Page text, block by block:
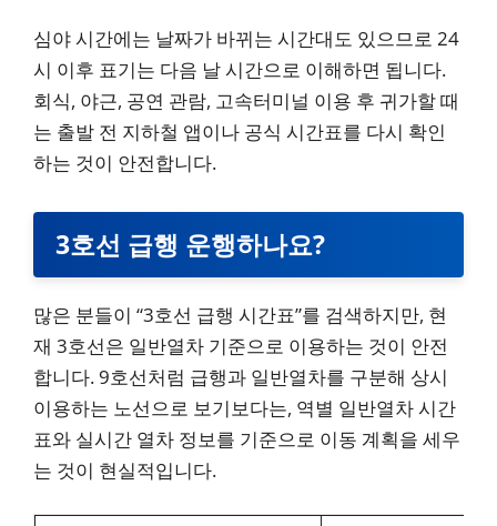
심야 시간에는 날짜가 바뀌는 시간대도 있으므로 24
시 이후 표기는 다음 날 시간으로 이해하면 됩니다.
회식, 야근, 공연 관람, 고속터미널 이용 후 귀가할 때
는 출발 전 지하철 앱이나 공식 시간표를 다시 확인
하는 것이 안전합니다.
3호선 급행 운행하나요?
많은 분들이 “3호선 급행 시간표”를 검색하지만, 현
재 3호선은 일반열차 기준으로 이용하는 것이 안전
합니다. 9호선처럼 급행과 일반열차를 구분해 상시
이용하는 노선으로 보기보다는, 역별 일반열차 시간
표와 실시간 열차 정보를 기준으로 이동 계획을 세우
는 것이 현실적입니다.